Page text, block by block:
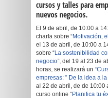
cursos y talles para
nuevos negocios.
El 9 de abril, de 10:00 a
charla sobre “Motivación,
el 13 de abril, de 10:00 a
sobre “La sostenibilidad
negocio”, del 19 al 23 de
horas, se realizará un “
empresas: ” De la idea a
al 22 de abril, de de 10:00
curso online “Planifica tu